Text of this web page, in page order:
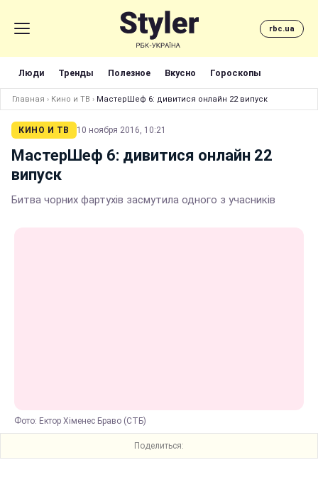
rbc.ua
Люди Тренды Полезное Вкусно Гороскопы
Главная › Кино и ТВ › МастерШеф 6: дивитися онлайн 22 випуск
КИНО И ТВ 10 ноября 2016, 10:21
МастерШеф 6: дивитися онлайн 22
випуск
Битва чорних фартухів засмутила одного з учасників
Фото: Ектор Хіменес Браво (СТБ)
Поделиться: